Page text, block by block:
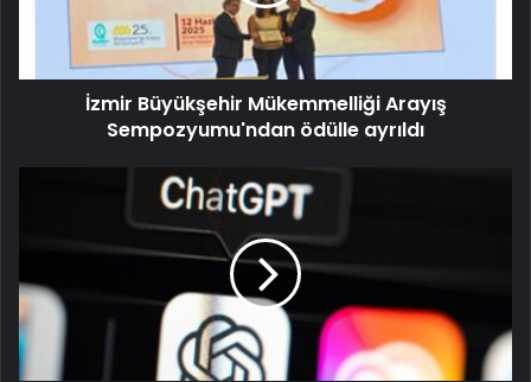
İzmir Büyükşehir Mükemmelliği Arayış
Sempozyumu'ndan ödülle ayrıldı